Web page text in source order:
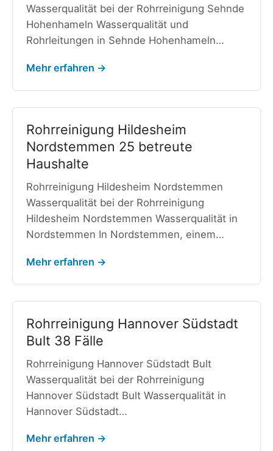
Wasserqualität bei der Rohrreinigung Sehnde
Hohenhameln Wasserqualität und
Rohrleitungen in Sehnde Hohenhameln…
Mehr erfahren →
Rohrreinigung Hildesheim
Nordstemmen 25 betreute
Haushalte
Rohrreinigung Hildesheim Nordstemmen
Wasserqualität bei der Rohrreinigung
Hildesheim Nordstemmen Wasserqualität in
Nordstemmen In Nordstemmen, einem…
Mehr erfahren →
Rohrreinigung Hannover Südstadt
Bult 38 Fälle
Rohrreinigung Hannover Südstadt Bult
Wasserqualität bei der Rohrreinigung
Hannover Südstadt Bult Wasserqualität in
Hannover Südstadt…
Mehr erfahren →